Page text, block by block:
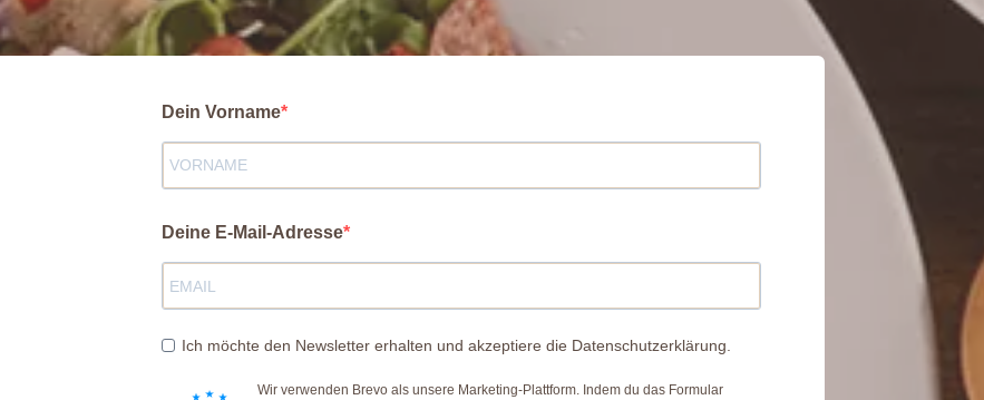
Dein Vorname
Deine E-Mail-Adresse
Ich möchte den Newsletter erhalten und akzeptiere die Datenschutzerklärung.
Wir verwenden Brevo als unsere Marketing-Plattform. Indem du das Formular